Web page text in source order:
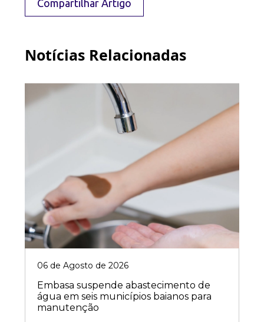
Compartilhar Artigo
Notícias Relacionadas
06 de Agosto de 2026
Embasa suspende abastecimento de
água em seis municípios baianos para
manutenção